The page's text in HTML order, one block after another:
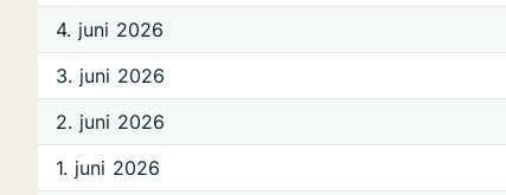
4. juni 2026
3. juni 2026
2. juni 2026
1. juni 2026